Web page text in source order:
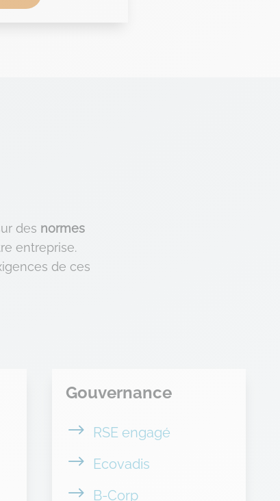
des normes
entreprise.
de ces
Gouvernance
$ RSE engagé
$ Ecovadis
$ B-Corp